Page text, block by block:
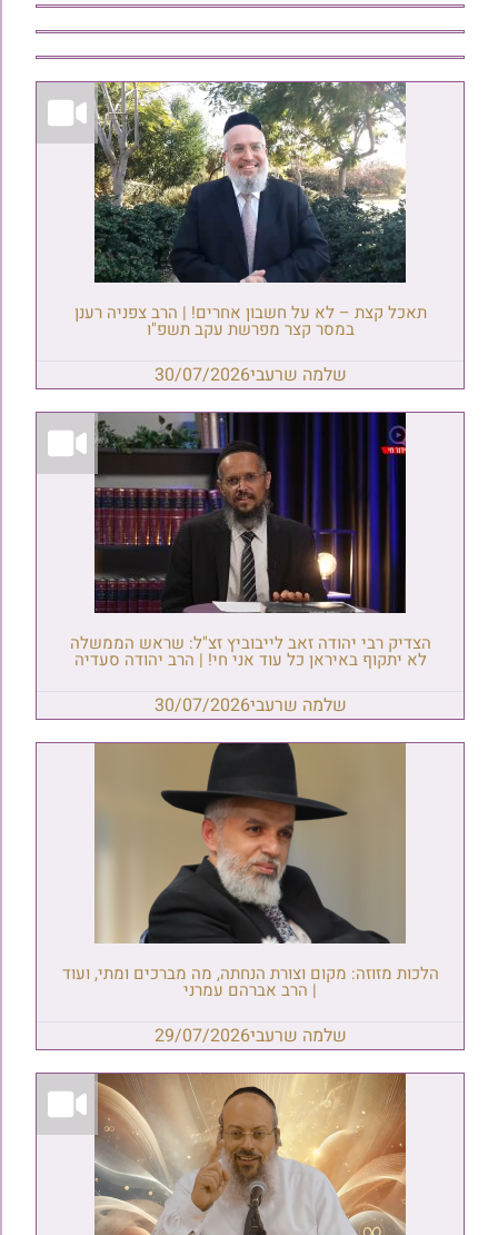
תאכל קצת – לא על חשבון אחרים! | הרב צפניה רענן
במסר קצר מפרשת עקב תשפ"ו
שלמה שרעבי30/07/2026
הצדיק רבי יהודה זאב לייבוביץ זצ"ל: שראש הממשלה
לא יתקוף באיראן כל עוד אני חי! | הרב יהודה סעדיה
שלמה שרעבי30/07/2026
הלכות מזוזה: מקום וצורת הנחתה, מה מברכים ומתי, ועוד
| הרב אברהם עמרני
שלמה שרעבי29/07/2026